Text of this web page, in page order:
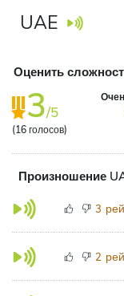
UAE
Оценить
3/5
(16 голосов)
Произношение
3
2